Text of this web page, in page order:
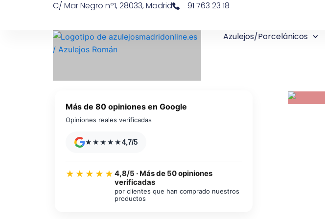
C/ Mar Negro nº1, 28033, Madrid 91 763 23 18
Azulejos/Porcelánicos
Más de 80 opiniones en Google
Opiniones reales verificadas
★★★★★4,7/5
★★★★★ 4,8/5 · Más de 50 opiniones
verificadas
por clientes que han comprado nuestros
productos
Azulejos diseño floral